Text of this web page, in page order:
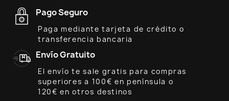
Pago Seguro
Paga mediante tarjeta de crédito o
transferencia bancaria
Envío Gratuito
El envío te sale gratis para compras
superiores a 100€ en península o
120€ en otros destinos